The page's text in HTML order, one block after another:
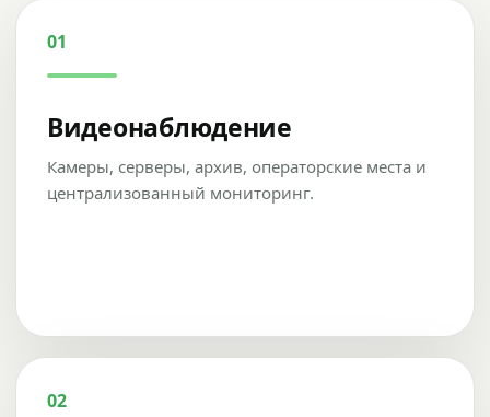
01
Видеонаблюдение
Камеры, серверы, архив, операторские места и
централизованный мониторинг.
02